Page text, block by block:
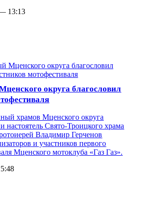
13:13
округа благословил
храмов Мценского округа
настоятель Свято-Троицкого храма
Владимир Герченов
и участников первого
Мценского мотоклуба «Газ Газ».